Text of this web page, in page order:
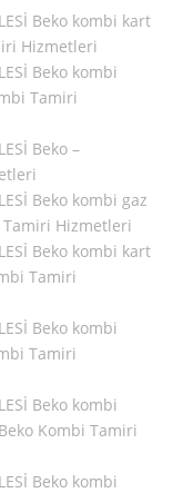
Beko kombi kart
Hizmetleri
Beko kombi
Tamiri
Beko –
Beko kombi gaz
Tamiri Hizmetleri
Beko kombi kart
Tamiri
Beko kombi
Tamiri
Beko kombi
Kombi Tamiri
Beko kombi